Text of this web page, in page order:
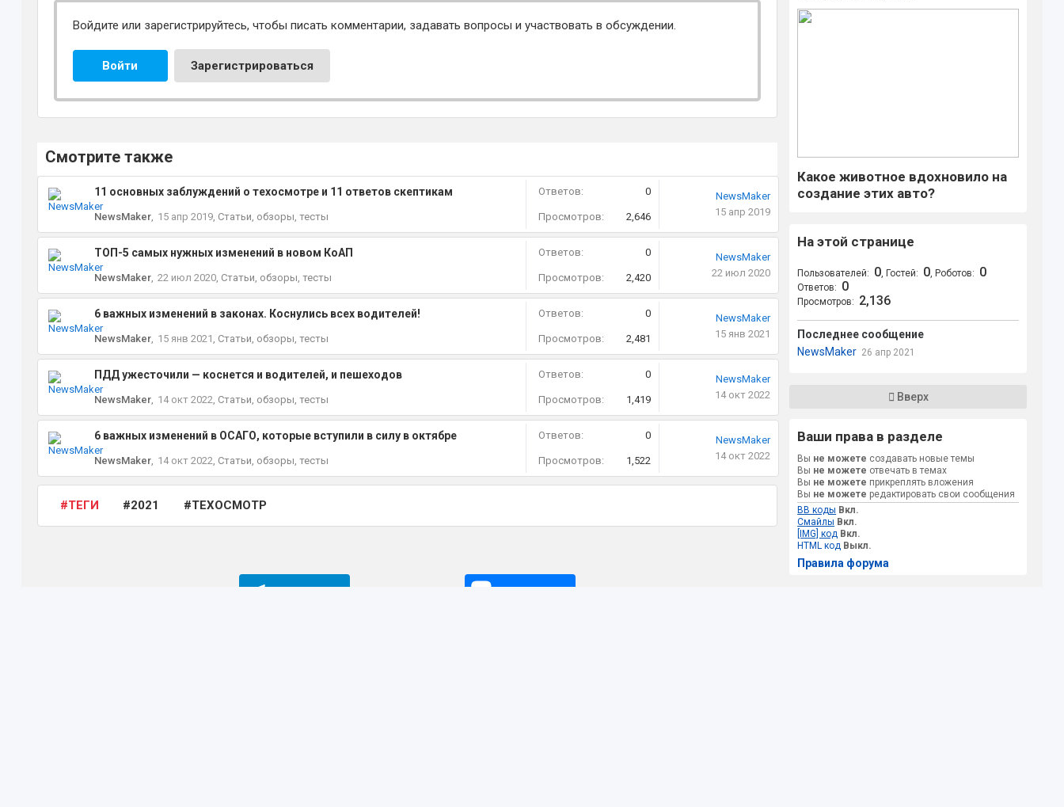
Войдите или зарегистрируйтесь, чтобы писать комментарии, задавать вопросы и участвовать в обсуждении.
Войти Зарегистрироваться
Смотрите также
11 основных заблуждений о техосмотре и 11 ответов скептикам
NewsMaker, 15 апр 2019, Статьи, обзоры, тесты
Ответов: 0
Просмотров: 2,646
NewsMaker
15 апр 2019
ТОП-5 самых нужных изменений в новом КоАП
NewsMaker, 22 июл 2020, Статьи, обзоры, тесты
Ответов: 0
Просмотров: 2,420
NewsMaker
22 июл 2020
6 важных изменений в законах. Коснулись всех водителей!
NewsMaker, 15 янв 2021 , Статьи, обзоры, тесты
Ответов: 0
Просмотров: 2,481
NewsMaker
15 янв 2021
ПДД ужесточили — коснется и водителей, и пешеходов
NewsMaker, 14 окт 2022, Статьи, обзоры, тесты
Ответов: 0
Просмотров: 1,419
NewsMaker
14 окт 2022
6 важных изменений в ОСАГО, которые вступили в силу в октябре
NewsMaker, 14 окт 2022, Статьи, обзоры, тесты
Ответов: 0
Просмотров: 1,522
NewsMaker
14 окт 2022
ТЕГИ 2021 ТЕХОСМОТР
подписаться подписаться
Какое животное вдохновило на
создание этих авто?
На этой странице
Пользователей: 0, Гостей: 0, Роботов: 0
Ответов: 0
Просмотров: 2,136
Последнее сообщение
NewsMaker 26 апр 2021
Вверх
Ваши права в разделе
Вы не можете создавать новые темы
Вы не можете отвечать в темах
Вы не можете прикреплять вложения
Вы не можете редактировать свои сообщения
BB коды Вкл.
Смайлы Вкл.
[IMG] код Вкл.
HTML код Выкл.
Правила форума